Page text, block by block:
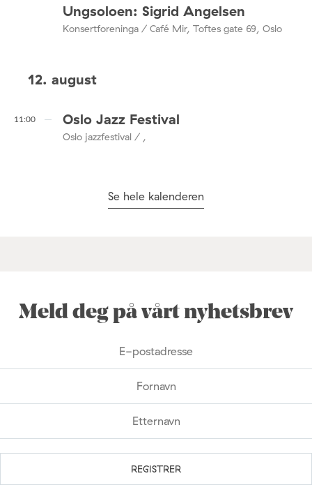
Ungsoloen: Sigrid Angelsen
Konsertforeninga / Café Mir, Toftes gate 69, Oslo
12. august
11:00 Oslo Jazz Festival
Oslo jazzfestival / ,
Se hele kalenderen
Meld deg på vårt nyhetsbrev